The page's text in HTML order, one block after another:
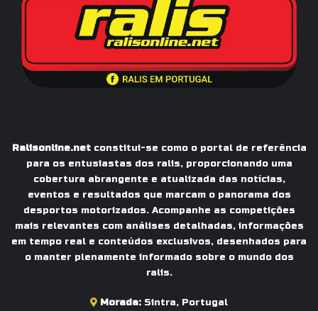
Ralisonline.netconstitui-se como o portal de referência
para os entusiastas dos ralis, proporcionando uma
cobertura abrangente e atualizada das notícias,
eventos e resultados que marcam o panorama dos
desportos motorizados. Acompanhe as competições
mais relevantes com análises detalhadas, informações
em tempo real e conteúdos exclusivos, desenhados para
o manter plenamente informado sobre o mundo dos
ralis.
Morada: Sintra, Portugal